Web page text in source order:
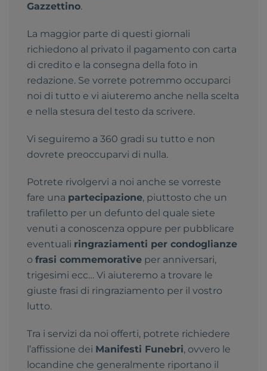
Gazzettino.
La maggior parte di questi giornali
richiedono al privato il pagamento con carta
di credito e la consegna della foto in
redazione. Se vorrete potremmo occuparci
noi di tutto e vi aiuteremo anche nella scelta
e nella stesura del testo da scrivere.
Vi seguiremo a 360 gradi su tutto e non
dovrete preoccuparvi di nulla.
Potrete rivolgervi a noi anche se vorreste
fare una partecipazione, piuttosto che un
trafiletto per un defunto del quale siete
venuti a conoscenza oppure per pubblicare
eventuali ringraziamenti per condoglianze
o frasi commemorative per anniversari,
trigesimi ecc… Vi aiuteremo a trovare le
giuste frasi di ringraziamento per il vostro
lutto.
Tra i servizi da noi offerti, potrete richiedere
l’affissione dei Manifesti Funebri, ovvero le
locandine che generalmente riportano il